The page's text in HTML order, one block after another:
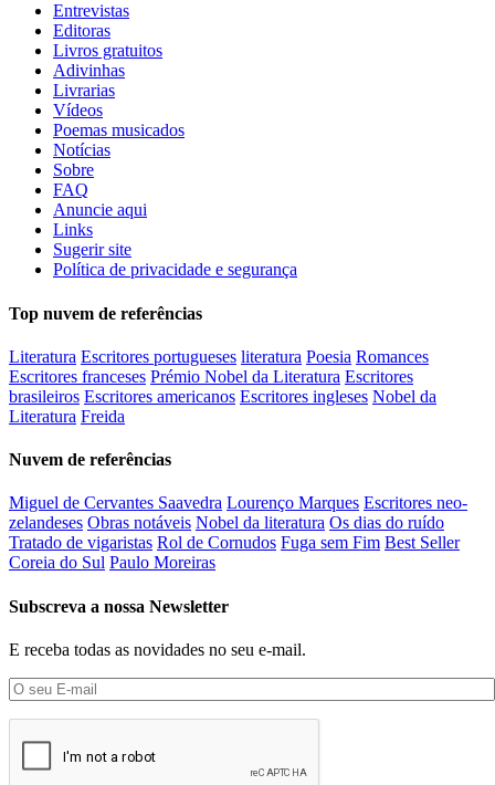
Entrevistas
Editoras
Livros gratuitos
Adivinhas
Livrarias
Vídeos
Poemas musicados
Notícias
Sobre
FAQ
Anuncie aqui
Links
Sugerir site
Política de privacidade e segurança
Top nuvem de referências
Literatura Escritores portugueses literatura Poesia Romances
Escritores franceses Prémio Nobel da Literatura Escritores
brasileiros Escritores americanos Escritores ingleses Nobel da
Literatura Freida
Nuvem de referências
Miguel de Cervantes Saavedra Lourenço Marques Escritores neo-
zelandeses Obras notáveis Nobel da literatura Os dias do ruído
Tratado de vigaristas Rol de Cornudos Fuga sem Fim Best Seller
Coreia do Sul Paulo Moreiras
Subscreva a nossa Newsletter
E receba todas as novidades no seu e-mail.